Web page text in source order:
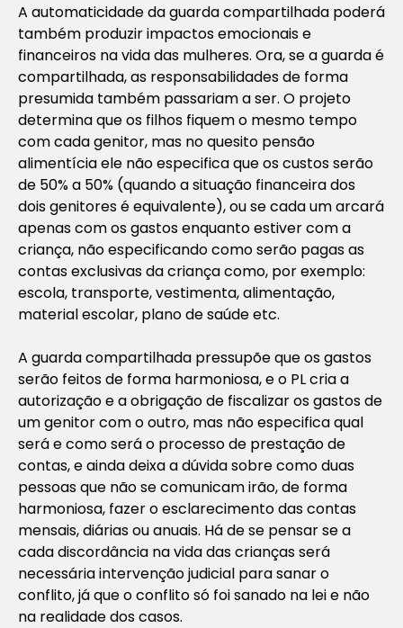
A automaticidade da guarda compartilhada poderá
também produzir impactos emocionais e
financeiros na vida das mulheres. Ora, se a guarda é
compartilhada, as responsabilidades de forma
presumida também passariam a ser. O projeto
determina que os filhos fiquem o mesmo tempo
com cada genitor, mas no quesito pensão
alimentícia ele não especifica que os custos serão
de 50% a 50% (quando a situação financeira dos
dois genitores é equivalente), ou se cada um arcará
apenas com os gastos enquanto estiver com a
criança, não especificando como serão pagas as
contas exclusivas da criança como, por exemplo:
escola, transporte, vestimenta, alimentação,
material escolar, plano de saúde etc.
A guarda compartilhada pressupõe que os gastos
serão feitos de forma harmoniosa, e o PL cria a
autorização e a obrigação de fiscalizar os gastos de
um genitor com o outro, mas não especifica qual
será e como será o processo de prestação de
contas, e ainda deixa a dúvida sobre como duas
pessoas que não se comunicam irão, de forma
harmoniosa, fazer o esclarecimento das contas
mensais, diárias ou anuais. Há de se pensar se a
cada discordância na vida das crianças será
necessária intervenção judicial para sanar o
conflito, já que o conflito só foi sanado na lei e não
na realidade dos casos.